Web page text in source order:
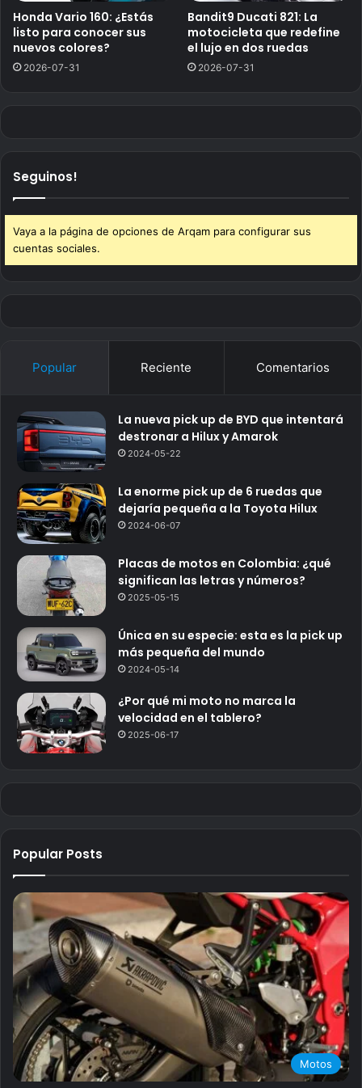
Honda Vario 160: ¿Estás
listo para conocer sus
nuevos colores?
2026-07-31
Bandit9 Ducati 821: La
motocicleta que redefine
el lujo en dos ruedas
2026-07-31
Seguinos!
Vaya a la página de opciones de Arqam para configurar sus
cuentas sociales.
Popular Reciente Comentarios
La nueva pick up de BYD que intentará
destronar a Hilux y Amarok
2024-05-22
La enorme pick up de 6 ruedas que
dejaría pequeña a la Toyota Hilux
2024-06-07
Placas de motos en Colombia: ¿qué
significan las letras y números?
2025-05-15
Única en su especie: esta es la pick up
más pequeña del mundo
2024-05-14
¿Por qué mi moto no marca la
velocidad en el tablero?
2025-06-17
Popular Posts
Motos